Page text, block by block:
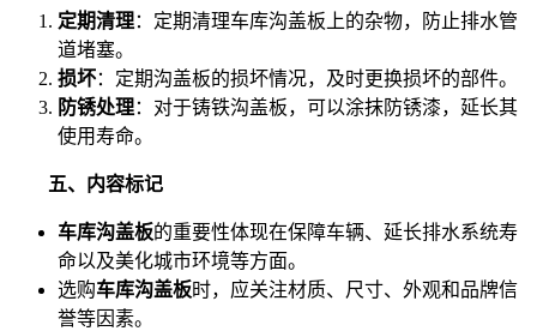
定期清理：定期清理车库沟盖板上的杂物，防止排水管
道堵塞。
损坏：定期沟盖板的损坏情况，及时更换损坏的部件。
防锈处理：对于铸铁沟盖板，可以涂抹防锈漆，延长其
使用寿命。
五、内容标记
车库沟盖板的重要性体现在保障车辆、延长排水系统寿
命以及美化城市环境等方面。
选购车库沟盖板时，应关注材质、尺寸、外观和品牌信
誉等因素。